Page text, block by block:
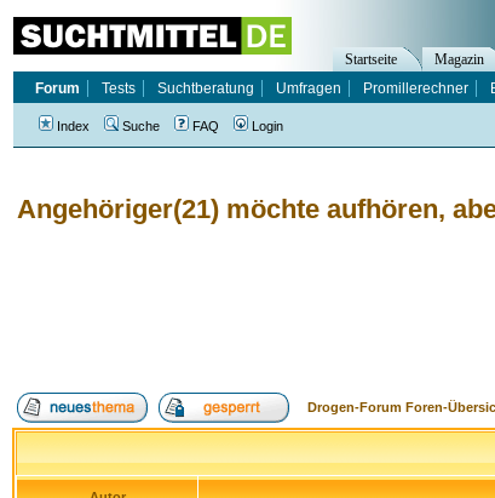
Angehöriger(21) möchte aufhören,
Drogen-Forum Foren-
Startseite Magazin
Forum
Tests Suchtberatung Umfragen Promillerechner
Index Suche FAQ Login